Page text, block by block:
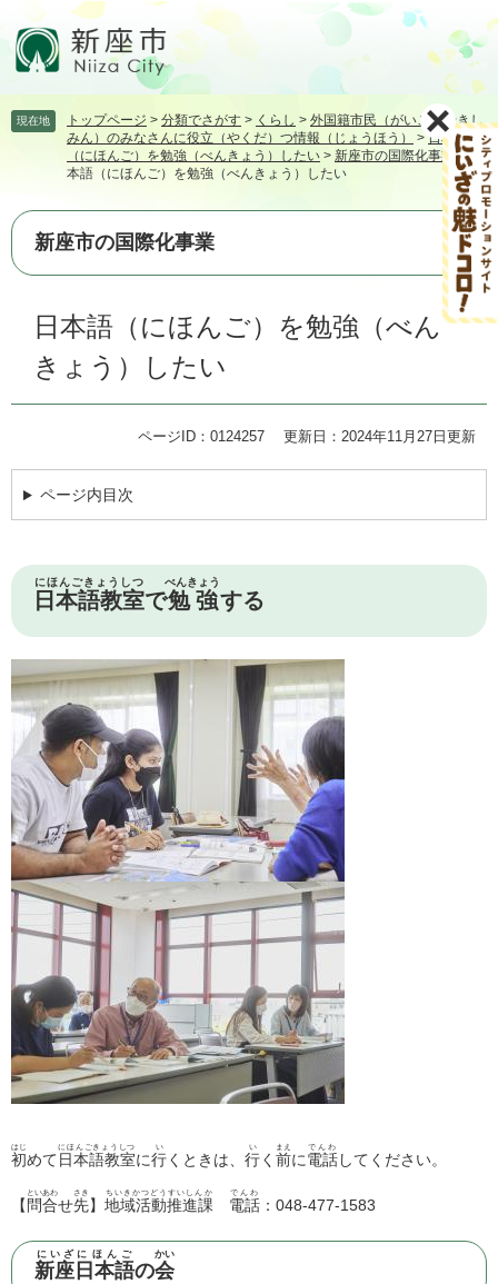
頭飛
本
へ
現在地 トップページ > 分類でさがす > くらし > 外国籍市民（がいこくせきし
みん）のみなさんに役立（やくだ）つ情報（じょうほう）
>日本語
（にほんご）を勉強（べんきょう）したい > 新座市の国際化事業 >日
本語（にほんご）を勉強（べんきょう）したい
新座市の国際化事業
日本語（にほんご）を勉強（べん
きょう）したい
ページID：0124257 更新日：2024年11月27日更新
ページ内目次
日本語教室
にほんごきょうしつ
で勉強
べんきょう
する
初
はじ
めて日本語教室
にほんごきょうしつ
に行
い
くときは、 行
い
く 前
まえ
に電話
でんわ
してください。
【 問合
といあわ
せ先
さき
】 地域活動推進課
ちいきかつどうすいしんか
電話
でんわ
：048-477-1583
新座
にいざ
日本語
にほんご
の会
かい